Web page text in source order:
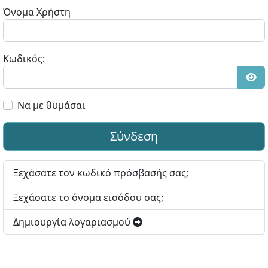
Όνομα Χρήστη
Κωδικός:
Να με θυμάσαι
Σύνδεση
Ξεχάσατε τον κωδικό πρόσβασής σας;
Ξεχάσατε το όνομα εισόδου σας;
Δημιουργία λογαριασμού